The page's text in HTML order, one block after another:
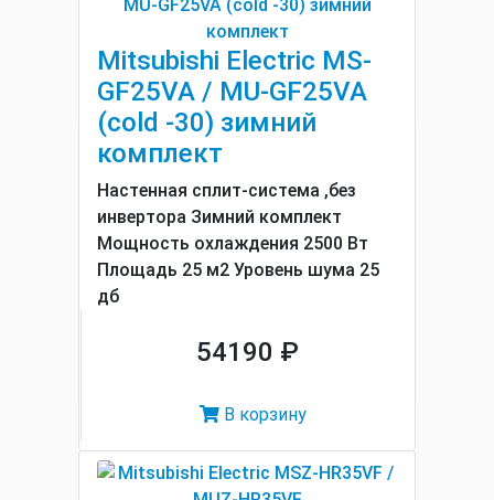
Mitsubishi Electric MS-
GF25VA / MU-GF25VA
(cold -30) зимний
комплект
Настенная сплит-система ,без
инвертора Зимний комплект
Мощность охлаждения 2500 Вт
Площадь 25 м2 Уровень шума 25
дб
54190 ₽
В корзину